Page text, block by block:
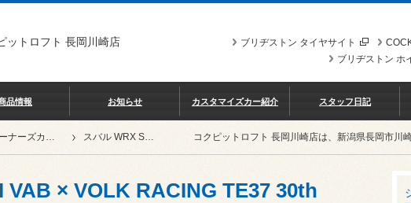
ットロフト 長岡川崎店
ブリヂストン タイヤサイト
ブリヂストン ホ
品情報 お知らせ カスタマイズカー紹介 スタッフ日記
オーナーズカーインデックス スバル WRX STI VAB × VOLK RACING TE37 30th STICKER Ver. コクピットロフト 長岡川崎店は、新潟県長岡市川
VAB × VOLK RACING TE37 30th